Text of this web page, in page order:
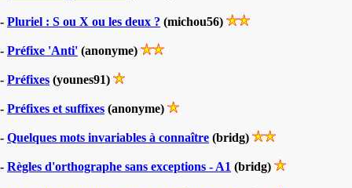
- Pluriel : S ou X ou les deux ? (michou56)
- Préfixe 'Anti' (anonyme)
- Préfixes (younes91)
- Préfixes et suffixes (anonyme)
- Quelques mots invariables à connaître (bridg)
- Règles d'orthographe sans exceptions - A1 (bridg)